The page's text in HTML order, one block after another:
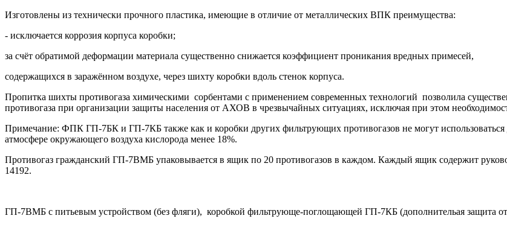
Изготовлены из технически прочного пластика, имеющие в отличие от металлических ВПК преимущества:
- исключается коррозия корпуса коробки;
за счёт обратимой деформации материала существенно снижается коэффициент проникания вредных примесей,
содержащихся в заражённом воздухе, через шихту коробки вдоль стенок корпуса.
Пропитка шихты противогаза химическими сорбентами с применением современных технологий позволила
противогаза при организации защиты населения от АХОВ в чрезвычайных ситуациях, исключая при этом
Примечание: ФПК ГП-7БК и ГП-7КБ также как и коробки других фильтрующих противогазов не могут
атмосфере окружающего воздуха кислорода менее 18%.
Противогаз гражданский ГП-7ВМБ упаковывается в ящик по 20 противогазов в каждом. Каждый ящик содержит
14192.
ГП-7ВМБ с питьевым устройством (без фляги), коробкой фильтрующе-поглощающей ГП-7КБ (дополнительая защита